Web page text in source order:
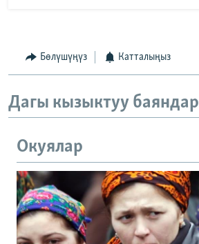
Бөлүшүңүз Катталыңыз
Дагы кызыктуу баяндар
Окуялар